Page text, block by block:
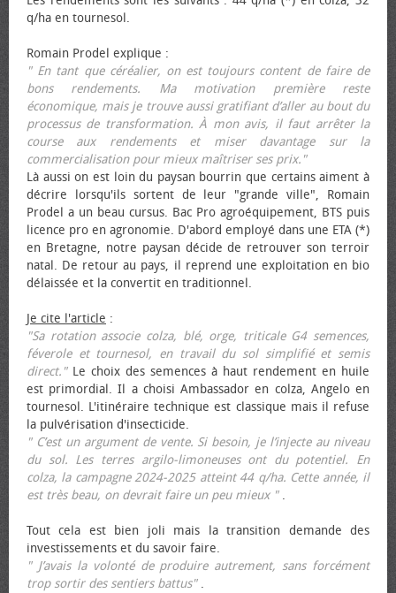
q/ha en tournesol.
Romain Prodel explique :
" En tant que céréalier, on est toujours content de faire de
bons rendements. Ma motivation première reste
économique, mais je trouve aussi gratifiant d’aller au bout du
processus de transformation. À mon avis, il faut arrêter la
course aux rendements et miser davantage sur la
commercialisation pour mieux maîtriser ses prix."
Là aussi on est loin du paysan bourrin que certains aiment à
décrire lorsqu'ils sortent de leur "grande ville", Romain
Prodel a un beau cursus. Bac Pro agroéquipement, BTS puis
licence pro en agronomie. D'abord employé dans une ETA (*)
en Bretagne, notre paysan décide de retrouver son terroir
natal. De retour au pays, il reprend une exploitation en bio
délaissée et la convertit en traditionnel.
Je cite l'article :
"Sa rotation associe colza, blé, orge, triticale G4 semences,
féverole et tournesol, en travail du sol simplifié et semis
direct."Le choix des semences à haut rendement en huile
est primordial. Il a choisi Ambassador en colza, Angelo en
tournesol. L'itinéraire technique est classique mais il refuse
la pulvérisation d'insecticide.
" C’est un argument de vente. Si besoin, je l’injecte au niveau
du sol. Les terres argilo-limoneuses ont du potentiel. En
colza, la campagne 2024-2025 atteint 44 q/ha. Cette année, il
est très beau, on devrait faire un peu mieux ".
Tout cela est bien joli mais la transition demande des
investissements et du savoir faire.
" J’avais la volonté de produire autrement, sans forcément
trop sortir des sentiers battus".